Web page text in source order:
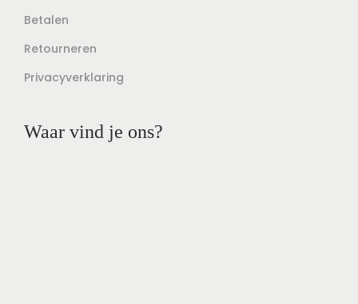
Betalen
Retourneren
Privacyverklaring
Waar vind je ons?